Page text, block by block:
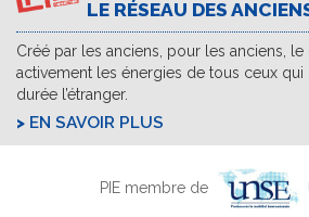
LE RÉSEAU DES
Créé par les anciens, pour les anciens, le
activement les énergies de tous ceux
durée l’étranger.
EN SAVOIR PLUS
PIE membre de